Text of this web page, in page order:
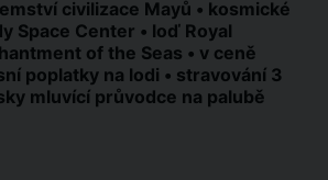
civilizace Mayů • kosmické
Space Center • loď Royal
of the Seas • v ceně
poplatky na lodi • stravování 3
mluvící průvodce na palubě